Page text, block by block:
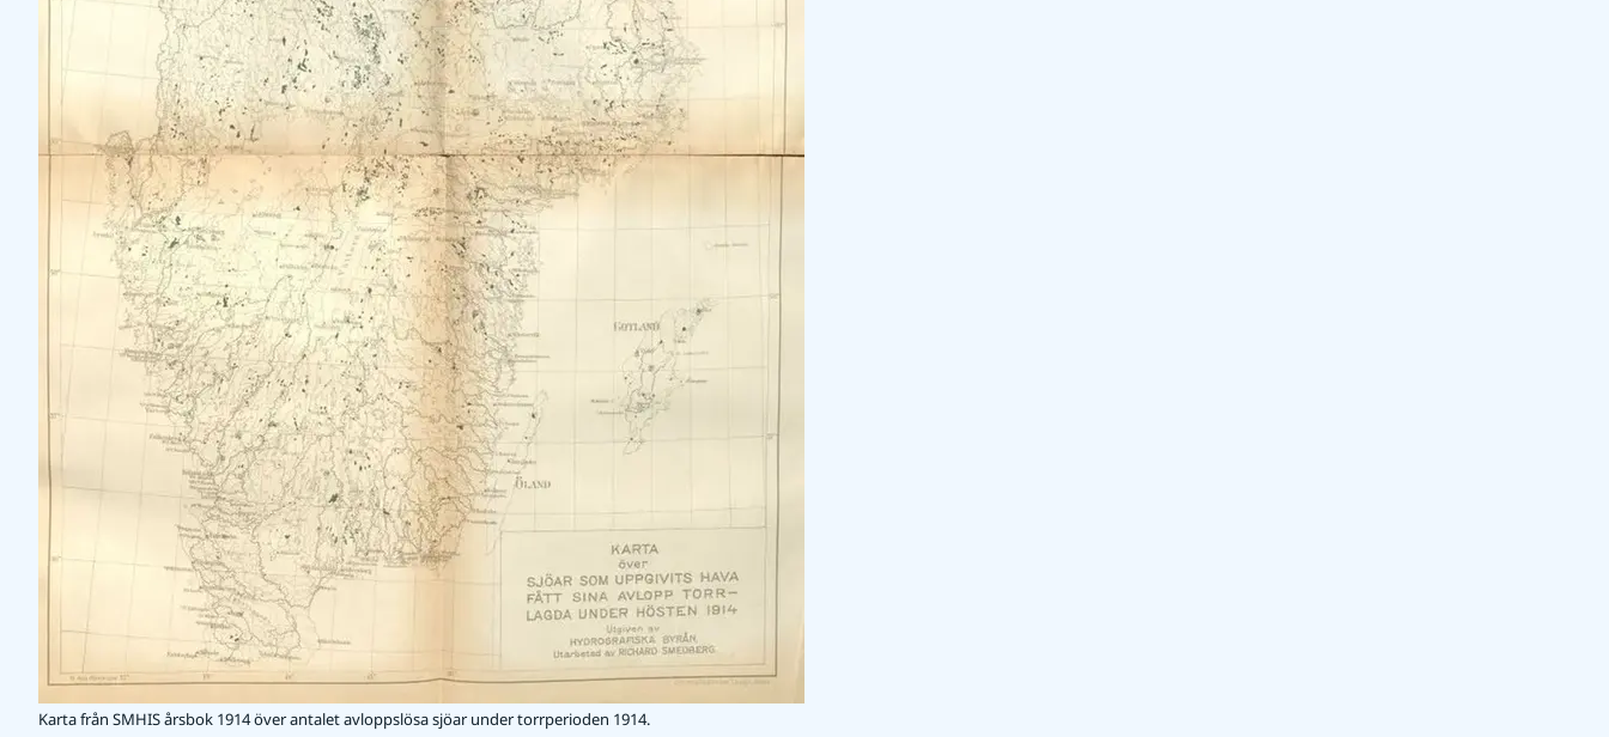
Karta från SMHIS årsbok 1914 över antalet avloppslösa sjöar under torrperioden 1914.